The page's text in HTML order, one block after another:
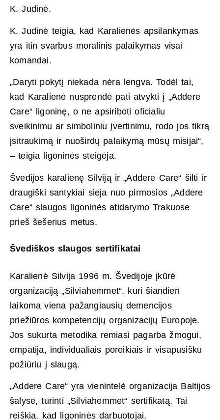
K. Judinė.
K. Judinė teigia, kad Karalienės apsilankymas
yra itin svarbus moralinis palaikymas visai
komandai.
„Daryti pokytį niekada nėra lengva. Todėl tai,
kad Karalienė nusprendė pati atvykti į „Addere
Care“ ligoninę, o ne apsiriboti oficialiu
sveikinimu ar simboliniu įvertinimu, rodo jos tikrą
įsitraukimą ir nuoširdų palaikymą mūsų misijai“,
– teigia ligoninės steigėja.
Švedijos karalienę Silviją ir „Addere Care“ šilti ir
draugiški santykiai sieja nuo pirmosios „Addere
Care“ slaugos ligoninės atidarymo Trakuose
prieš šešerius metus.
Švediškos slaugos sertifikatai
Karalienė Silvija 1996 m. Švedijoje įkūrė
organizaciją „Silviahemmet“, kuri šiandien
laikoma viena pažangiausių demencijos
priežiūros kompetencijų organizacijų Europoje.
Jos sukurta metodika remiasi pagarba žmogui,
empatija, individualiais poreikiais ir visapusišku
požiūriu į slaugą.
„Addere Care“ yra vienintelė organizacija Baltijos
šalyse, turinti „Silviahemmet“ sertifikatą. Tai
reiškia, kad ligoninės darbuotojai,